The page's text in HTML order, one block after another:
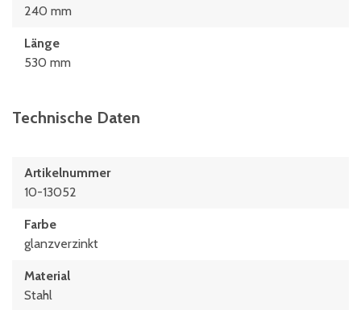
240 mm
Länge
530 mm
Technische Daten
Artikelnummer
10-13052
Farbe
glanzverzinkt
Material
Stahl